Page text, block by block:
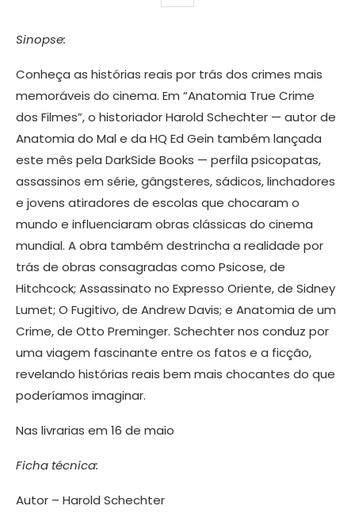
Sinopse:
Conheça as histórias reais por trás dos crimes mais
memoráveis do cinema. Em “Anatomia True Crime
dos Filmes”, o historiador Harold Schechter — autor de
Anatomia do Mal e da HQ Ed Gein também lançada
este mês pela DarkSide Books — perfila psicopatas,
assassinos em série, gângsteres, sádicos, linchadores
e jovens atiradores de escolas que chocaram o
mundo e influenciaram obras clássicas do cinema
mundial. A obra também destrincha a realidade por
trás de obras consagradas como Psicose, de
Hitchcock; Assassinato no Expresso Oriente, de Sidney
Lumet; O Fugitivo, de Andrew Davis; e Anatomia de um
Crime, de Otto Preminger. Schechter nos conduz por
uma viagem fascinante entre os fatos e a ficção,
revelando histórias reais bem mais chocantes do que
poderíamos imaginar.
Nas livrarias em 16 de maio
Ficha técnica:
Autor – Harold Schechter